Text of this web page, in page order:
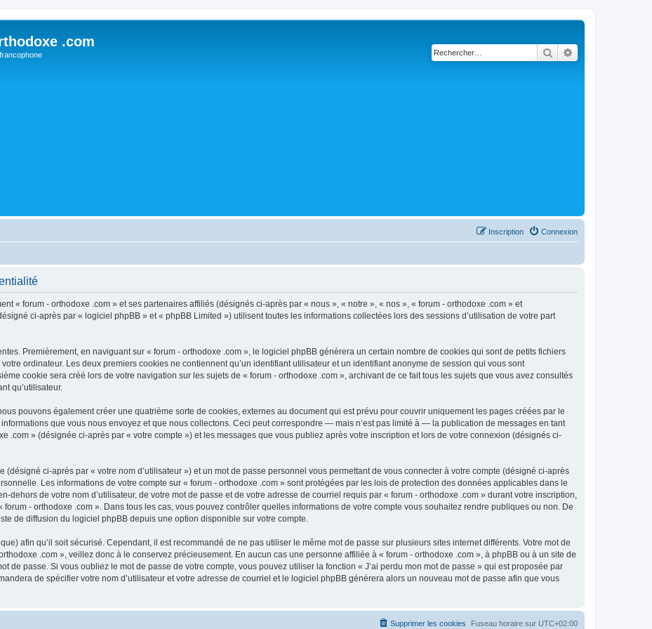
.com
Rechercher
Connexion
Inscription
« forum - orthodoxe .com » et ses partenaires affiliés (désignés ci-après par « nous », « notre », « nos », « forum - orthodoxe .com » et
ci-après par « logiciel phpBB » et « phpBB Limited ») utilisent toutes les informations collectées lors des sessions d’utilisation de votre part
Premièrement, en naviguant sur « forum - orthodoxe .com », le logiciel phpBB génèrera un certain nombre de cookies qui sont de petits fichiers
ordinateur. Les deux premiers cookies ne contiennent qu’un identifiant utilisateur et un identifiant anonyme de session qui vous sont
cookie sera créé lors de votre navigation sur les sujets de « forum - orthodoxe .com », archivant de ce fait tous les sujets que vous avez consultés
qu’utilisateur.
pouvons également créer une quatrième sorte de cookies, externes au document qui est prévu pour couvrir uniquement les pages créées par le
que vous nous envoyez et que nous collectons. Ceci peut correspondre — mais n’est pas limité à — la publication de messages en tant
.com » (désignée ci-après par « votre compte ») et les messages que vous publiez après votre inscription et lors de votre connexion (désignés ci-
ci-après par « votre nom d’utilisateur ») et un mot de passe personnel vous permettant de vous connecter à votre compte (désigné ci-après
Les informations de votre compte sur « forum - orthodoxe .com » sont protégées par les lois de protection des données applicables dans le
dehors de votre nom d’utilisateur, de votre mot de passe et de votre adresse de courriel requis par « forum - orthodoxe .com » durant votre inscription,
- orthodoxe .com ». Dans tous les cas, vous pouvez contrôler quelles informations de votre compte vous souhaitez rendre publiques ou non. De
de diffusion du logiciel phpBB depuis une option disponible sur votre compte.
afin qu’il soit sécurisé. Cependant, il est recommandé de ne pas utiliser le même mot de passe sur plusieurs sites internet différents. Votre mot de
.com », veillez donc à le conservez précieusement. En aucun cas une personne affiliée à « forum - orthodoxe .com », à phpBB ou à un site de
de passe. Si vous oubliez le mot de passe de votre compte, vous pouvez utiliser la fonction « J’ai perdu mon mot de passe » qui est proposée par
de spécifier votre nom d’utilisateur et votre adresse de courriel et le logiciel phpBB générera alors un nouveau mot de passe afin que vous
Fuseau horaire sur UTC+02:00
Supprimer les cookies